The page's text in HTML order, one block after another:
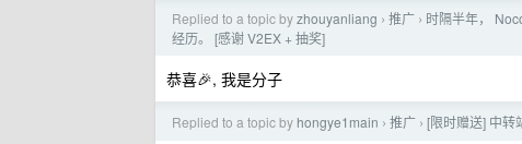
Replied to a topic byzhouyanliang › 推广 › 时隔半年，
经历。 [感谢 V2EX + 抽奖]
恭喜🎉, 我是分子
Replied to a topic by hongye1main › 推广 › [限时赠送] 中转